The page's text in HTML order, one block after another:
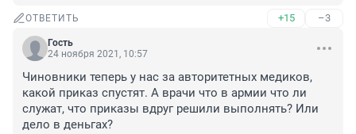
ОТВЕТИТЬ +15 –3
Гость
24 ноября 2021, 10:57
Чиновники теперь у нас за авторитетных медиков,
какой приказ спустят. А врачи что в армии что ли
служат, что приказы вдруг решили выполнять? Или
дело в деньгах?